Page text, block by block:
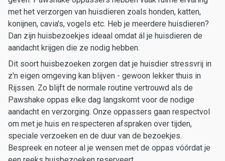
met het verzorgen van huisdieren zoals honden, katten,
konijnen, cavia's, vogels etc. Heb je meerdere huisdieren?
Dan zijn huisbezoekjes ideaal omdat ál je huisdieren de
aandacht krijgen die ze nodig hebben.
Dit soort huisbezoeken zorgen dat je huisdier stressvrij in
z'n eigen omgeving kan blijven - gewoon lekker thuis in
Rijssen. Zo blijft de normale routine vertrouwd als de
Pawshake oppas elke dag langskomt voor de nodige
aandacht en verzorging. Onze oppassers gaan respectvol
om met je huis en respecteren afspraken over tijden,
speciale verzoeken en de duur van de bezoekjes.
Bespreek en noteer al je wensen met de oppas vóórdat je